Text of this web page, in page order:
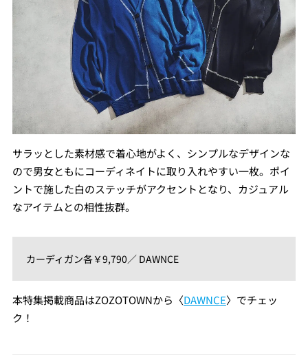
サラッとした素材感で着心地がよく、シンプルなデザインな
ので男女ともにコーディネイトに取り入れやすい一枚。ポイ
ントで施した白のステッチがアクセントとなり、カジュアル
なアイテムとの相性抜群。
カーディガン各￥9,790／ DAWNCE
本特集掲載商品はZOZOTOWNから〈DAWNCE〉でチェッ
ク！